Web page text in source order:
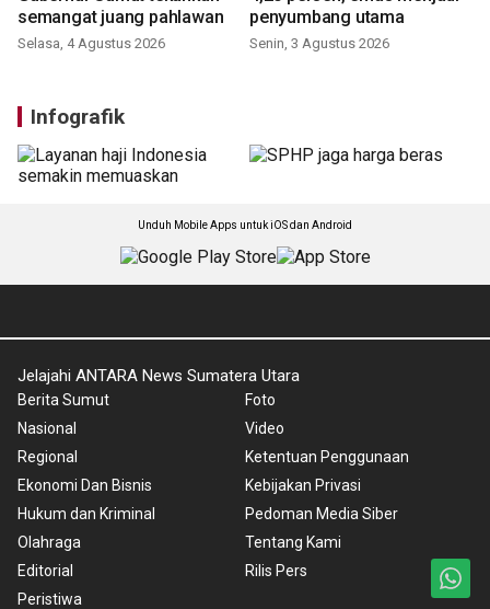
Pelantikan DHD 45,
Gubernur Sumut tekankan
Selasa, 4 Agustus 2026
Inflasi di Sumut sebesar
Senin, 3 Agustus 2026